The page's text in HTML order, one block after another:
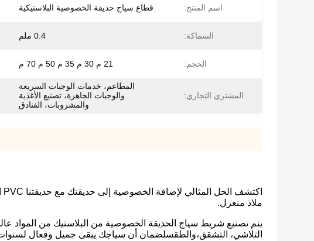
اسم المنتج: قطاع سياج حديقة الخصوصية البلاستيكية
السماكة: 0.4 ملم
الحجم: 21 م 30 م 35 م 50 م 70 م
المشتري التجاري:
المطاعم، خدمات الوجبات السريعة
والوجبات الجاهزة، تصنيع الأغذية
والمشروبات، الفنادق
ملاذ منعزل.
يتم تصنيع شريط سياج الحديقة الخصوصية من البلاستيك من المواد
التلاشي، التشقق،والطقسلضمان أن سياجك يبقى جميل وفعال